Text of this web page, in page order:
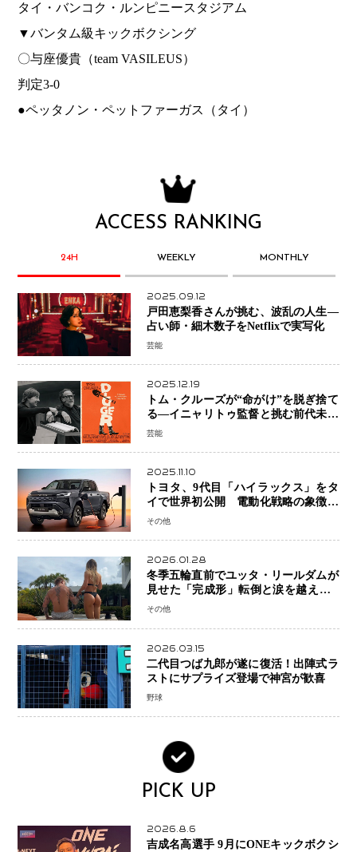
タイ・バンコク・ルンピニースタジアム
▼バンタム級キックボクシング
〇与座優貴（team VASILEUS）
判定3-0
●ペッタノン・ペットファーガス（タイ）
ACCESS RANKING
24H WEEKLY MONTHLY
2025.09.12
戸田恵梨香さんが挑む、波乱の人生―
占い師・細木数子をNetflixで実写化
芸能
2025.12.19
トム・クルーズが“命がけ”を脱ぎ捨て
る―イニャリトゥ監督と挑む前代未聞
の大惨事コメディ「DIGGER ディガ
芸能
2025.11.10
トヨタ、9代目「ハイラックス」をタ
イで世界初公開 電動化戦略の象徴と
なるBEVモデルを初設定
その他
2026.01.28
冬季五輪直前でユッタ・リールダムが
見せた「完成形」転倒と涙を越えて─
ミラノで金を狙うオランダ女王の現在
その他
2026.03.15
二代目つば九郎が遂に復活！出陣式ラ
ストにサプライズ登場で神宮が歓喜
野球
PICK UP
2026.8.6
吉成名高選手 9月にONEキックボクシ